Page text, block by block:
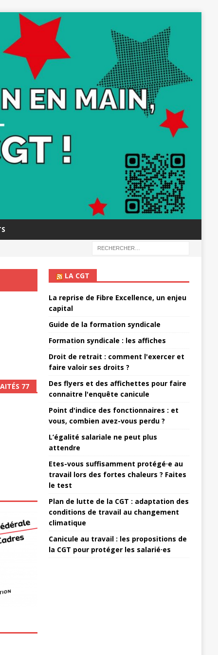
77
LA CGT
La reprise de Fibre Excellence, un enjeu
capital
Guide de la formation syndicale
Formation syndicale : les affiches
Droit de retrait : comment l'exercer et
faire valoir ses droits ?
Des flyers et des affichettes pour faire
connaitre l'enquête canicule
Point d'indice des fonctionnaires : et
vous, combien avez-vous perdu ?
L’égalité salariale ne peut plus
attendre
Etes-vous suffisamment protégé·e au
travail lors des fortes chaleurs ? Faites
le test
Plan de lutte de la CGT : adaptation des
conditions de travail au changement
climatique
Canicule au travail : les propositions de
la CGT pour protéger les salarié·es